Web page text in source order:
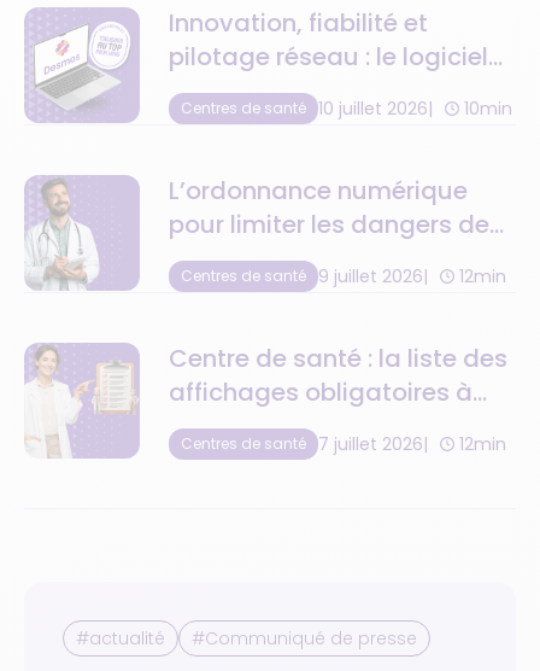
Innovation, fiabilité et
pilotage réseau : le logiciel
de centre de santé au top
de la tech
Centres de santé 10 juillet 2026 10min
L’ordonnance numérique
pour limiter les dangers de
la retranscription
médicamenteuse
Centres de santé 9 juillet 2026 12min
Centre de santé : la liste des
affichages obligatoires à
respecter
Centres de santé 7 juillet 2026 12min
#actualité #Communiqué de presse